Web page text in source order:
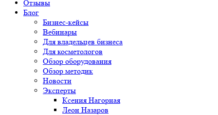
Отзывы
Блог
Бизнес-кейсы
Вебинары
Для владельцев бизнеса
Для косметологов
Обзор оборудования
Обзор методик
Новости
Эксперты
Ксения Нагорная
Леон Назаров